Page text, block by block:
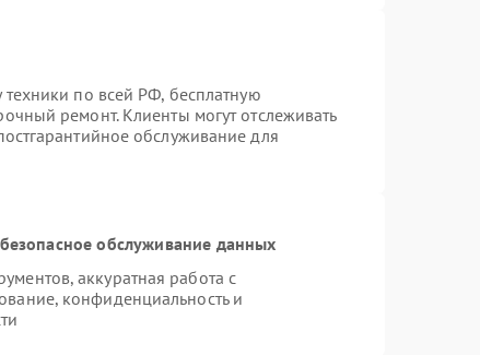
по всей РФ, бесплатную
ремонт. Клиенты могут отслеживать
обслуживание для
обслуживание данных
аккуратная работа с
конфиденциальность и